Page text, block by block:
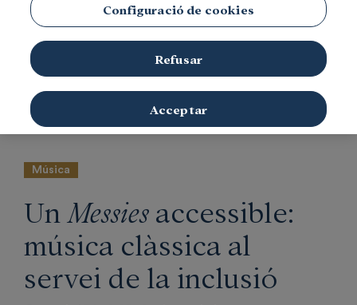
Músics tocantEl Messiesde Händel amb subtítols i intèrpret de
© Fundació "la Caixa"
Música
Un Messiesaccessible:
música clàssica al
servei de la inclusió
Configuració de cookies
Refusar
Acceptar